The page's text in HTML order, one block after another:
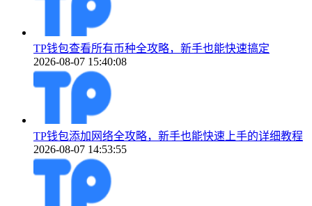
TP钱包查看所有币种全攻略，新手也能快速搞定
2026-08-07 15:40:08
TP钱包添加网络全攻略，新手也能快速上手的详细教程
2026-08-07 14:53:55